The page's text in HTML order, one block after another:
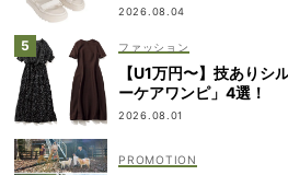
2026.08.04
ファッション
【U1万円〜】技ありシ
ーケアワンピ」4選！
2026.08.01